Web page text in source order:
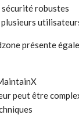
robustes
plusieurs
présente
peut être